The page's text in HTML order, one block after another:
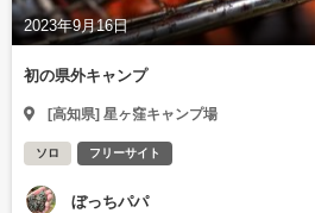
2023年9月16日
初の県外キャンプ
[高知県] 星ヶ窪キャンプ場
ソロ フリーサイト
ぼっちパパ